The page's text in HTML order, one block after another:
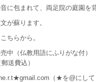
に包まれて、両足院の庭園を
が蘇ります。
ちらから。
中（仏教用語にふりがな付
送費込）
（★を@にして